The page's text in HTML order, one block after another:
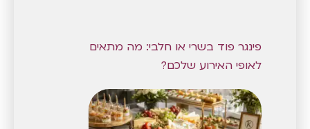
פינגר פוד בשרי או חלבי: מה מתאים
לאופי האירוע שלכם?